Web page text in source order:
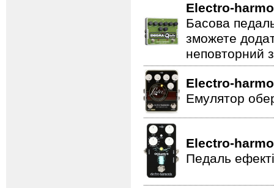
Electro-
Басова
зможете
неповторний
Electro-
Емулятор
Electro-
Педаль